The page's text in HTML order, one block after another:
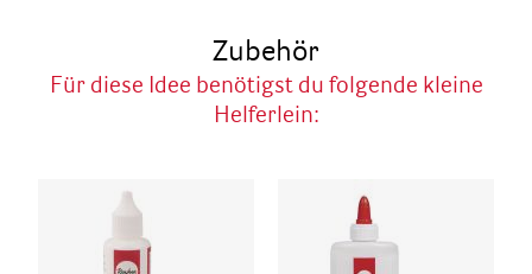
Zubehör
Für diese Idee benötigst du folgende kleine
Helferlein: